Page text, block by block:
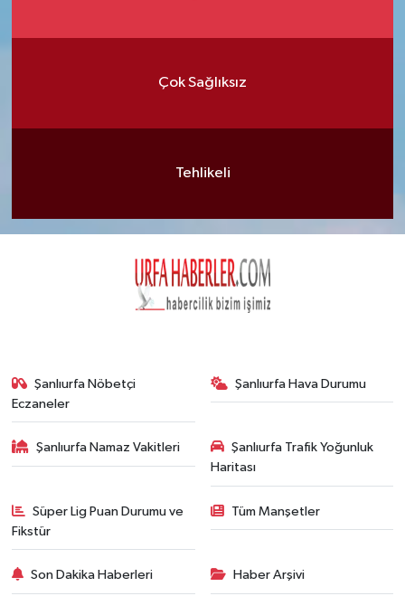
Çok Sağlıksız
Tehlikeli
Şanlıurfa Nöbetçi
Eczaneler
Şanlıurfa Hava Durumu
Şanlıurfa Namaz Vakitleri
Şanlıurfa Trafik Yoğunluk
Haritası
Süper Lig Puan Durumu ve
Fikstür
Tüm Manşetler
Son Dakika Haberleri Haber Arşivi